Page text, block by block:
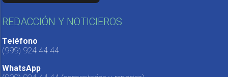
REDACCIÓN Y NOTICIEROS
Teléfono
(999) 924 44 44
WhatsApp